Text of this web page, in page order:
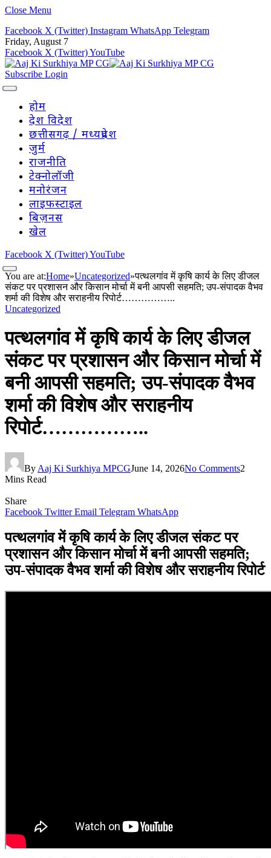
Close Menu
Facebook X (Twitter) Instagram WhatsApp Telegram
Friday, August 7
Facebook X (Twitter)YouTube
Subscribe Login
होम
देश विदेश
छत्तीसगढ़ / मध्यप्रदेश
जुर्म
राजनीति
टेक्नोलॉजी
मनोरंजन
लाइफस्टाइल
बिज़नस
खेल
Facebook X (Twitter)YouTube
You are at:Home»Uncategorized»पत्थलगांव में कृषि कार्य के लिए डीजल
संकट पर प्रशासन और किसान मोर्चा में बनी आपसी सहमति; उप-संपादक वैभव
शर्मा की विशेष और सराहनीय रिपोर्ट……………..
Uncategorized
पत्थलगांव में कृषि कार्य के लिए डीजल
संकट पर प्रशासन और किसान मोर्चा में
बनी आपसी सहमति; उप-संपादक वैभव
शर्मा की विशेष और सराहनीय
रिपोर्ट……………..
By Aaj Ki Surkhiya MPCGJune 14, 2026No Comments2
Mins Read
Share
Facebook Twitter Email Telegram WhatsApp
पत्थलगांव में कृषि कार्य के लिए डीजल संकट पर
प्रशासन और किसान मोर्चा में बनी आपसी सहमति;
उप-संपादक वैभव शर्मा की विशेष और सराहनीय रिपोर्ट